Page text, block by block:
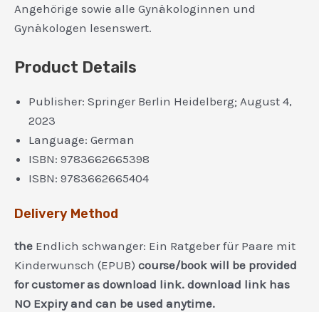
Angehörige sowie alle Gynäkologinnen und
Gynäkologen lesenswert.
Product Details
Publisher: Springer Berlin Heidelberg; August 4,
2023
Language: German
ISBN: 9783662665398
ISBN: 9783662665404
Delivery Method
the Endlich schwanger: Ein Ratgeber für Paare mit
Kinderwunsch (EPUB) course/book will be provided
for customer as download link. download link has
NO Expiry and can be used anytime.